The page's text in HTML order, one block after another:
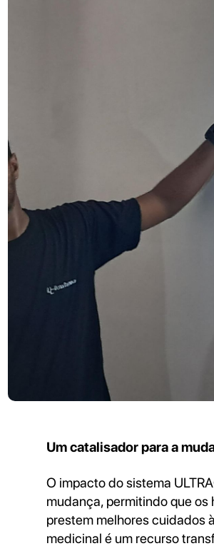
Um catalisador para a
O impacto do sistema
mudança, permitindo que
prestem melhores cuidados
medicinal é um recurso